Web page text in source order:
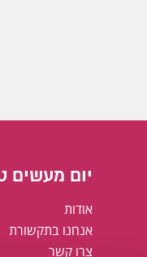
יום מעשים
אודות
אנחנו בתקשורת
צרו קשר